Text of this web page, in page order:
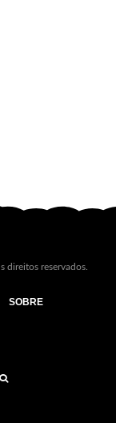
direitos reservados.
SOBRE